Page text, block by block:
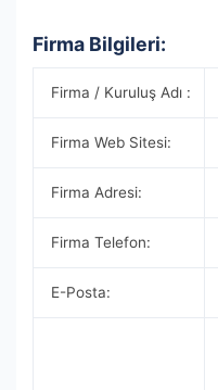
Firma Bilgileri:
Firma / Kuruluş Adı :
Firma Web Sitesi:
Firma Adresi:
Firma Telefon:
E-Posta: